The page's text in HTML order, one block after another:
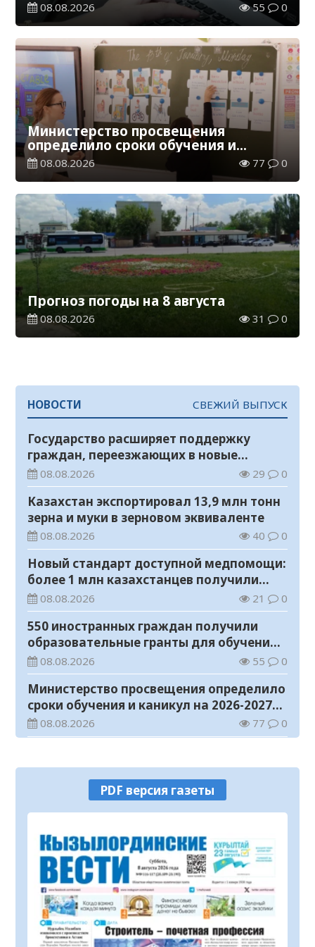
08.08.2026 55 0
Министерство просвещения
определило сроки обучения и
каникул на 2026-2027 учебный год
08.08.2026 77 0
Прогноз погоды на 8 августа
08.08.2026 31 0
НОВОСТИ СВЕЖИЙ ВЫПУСК
Государство расширяет поддержку
граждан, переезжающих в новые
регионы для работы
08.08.2026 29 0
Казахстан экспортировал 13,9 млн тонн
зерна и муки в зерновом эквиваленте
08.08.2026 40 0
Новый стандарт доступной медпомощи:
более 1 млн казахстанцев получили
телемедицинские услуги
08.08.2026 21 0
550 иностранных граждан получили
образовательные гранты для обучения в
Казахстане
08.08.2026 55 0
Министерство просвещения определило
сроки обучения и каникул на 2026-2027
учебный год
08.08.2026 77 0
08.08.2026 31 0
У граждан высокие ожидания от
выборов в Курултай – опрос
общественного мнения
07.08.2026
В Жанакоргане введена в эксплуатацию
водораспределительная станция
07.08.2026 105
В Кызылординской области
продолжается экологическая акция
PDF версия газеты